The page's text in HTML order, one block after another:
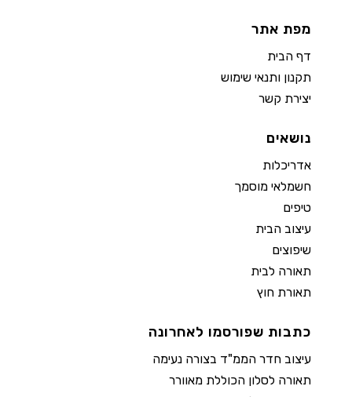
מפת אתר
דף הבית
תקנון ותנאי שימוש
יצירת קשר
נושאים
אדריכלות
חשמלאי מוסמך
טיפים
עיצוב הבית
שיפוצים
תאורה לבית
תאורת חוץ
כתבות שפורסמו לאחרונה
עיצוב חדר הממ"ד בצורה נעימה
תאורה לסלון הכוללת מאוורר